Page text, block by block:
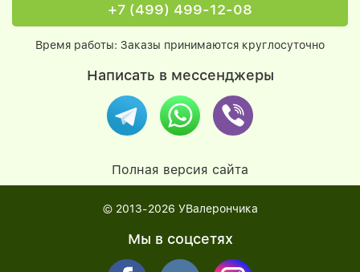
+7 (499) 499-12-08
Время работы: Заказы принимаются круглосуточно
Написать в мессенджеры
Полная версия сайта
© 2013-2026 УВалерончика
Мы в соцсетях